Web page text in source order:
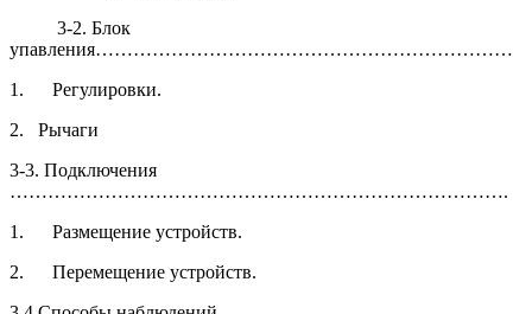
3-2. Блок
упавления…………………………………………………………
1. Регулировки.
2. Рычаги
3-3. Подключения
…………………………………………………………………….
1. Размещение устройств.
2. Перемещение устройств.